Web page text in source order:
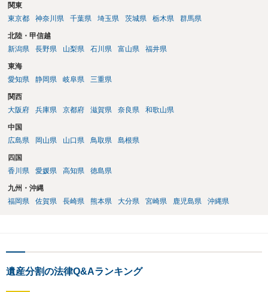
関東
東京都
神奈川県 千葉県 埼玉県 茨城県 栃木県 群馬県
北陸・甲信越
新潟県
長野県 山梨県 石川県 富山県 福井県
東海
愛知県
静岡県 岐阜県 三重県
関西
大阪府
兵庫県 京都府 滋賀県 奈良県 和歌山県
中国
広島県
岡山県 山口県 鳥取県 島根県
四国
香川県
愛媛県 高知県 徳島県
九州・沖縄
福岡県
佐賀県 長崎県 熊本県 大分県 宮崎県 鹿児島県 沖縄県
遺産分割の法律Q&Aランキング